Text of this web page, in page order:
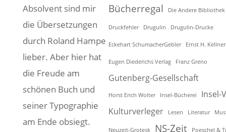
Absolvent sind mir
die Übersetzungen
durch Roland Hampe
lieber. Aber hier hat
die Freude am
schönen Buch und
seiner Typographie
am Ende obsiegt.
Bücherregal Die Andere Bibliothek
Druckfehler Drugulin Drugulin-Drucke
Eckehart SchumacherGebler Ernst H. Kellner
Eugen Diederichs Verlag Franz Greno
Gutenberg-Gesellschaft
Horst Erich Wolter Insel-Bücherei
Insel-
Kulturverleger
Lesen Literatur
Neuzeit-Grotesk NS-Zeit Poeschel &